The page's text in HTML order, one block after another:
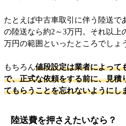
たとえば中古車取引に伴う陸送で
の陸送なら約2～3万円。それ以上
万円の範囲といったところでしょ
もちろん値段設定は業者によって
で、正式な依頼をする前に、見積
てもらうことを忘れないようにし
陸送費を押さえたいなら？